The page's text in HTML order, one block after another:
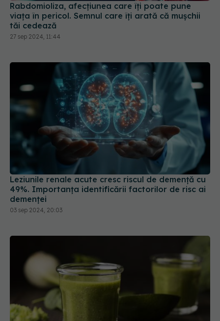
Rabdomioliza, afecțiunea care îți poate pune
viața în pericol. Semnul care îți arată că mușchii
tăi cedează
27 sep 2024, 11:44
Leziunile renale acute cresc riscul de demență cu
49%. Importanța identificării factorilor de risc ai
demenței
03 sep 2024, 20:03